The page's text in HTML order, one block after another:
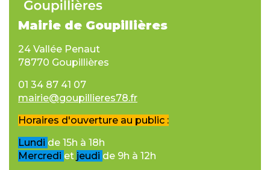
Mairie de Goupillières
24 Vallée Penaut
78770 Goupillières
01 34 87 41 07
mairie@goupillieres78.fr
Horaires d'ouverture au public :
Lundi de 15h à 18h
Mercredi et jeudi de 9h à 12h